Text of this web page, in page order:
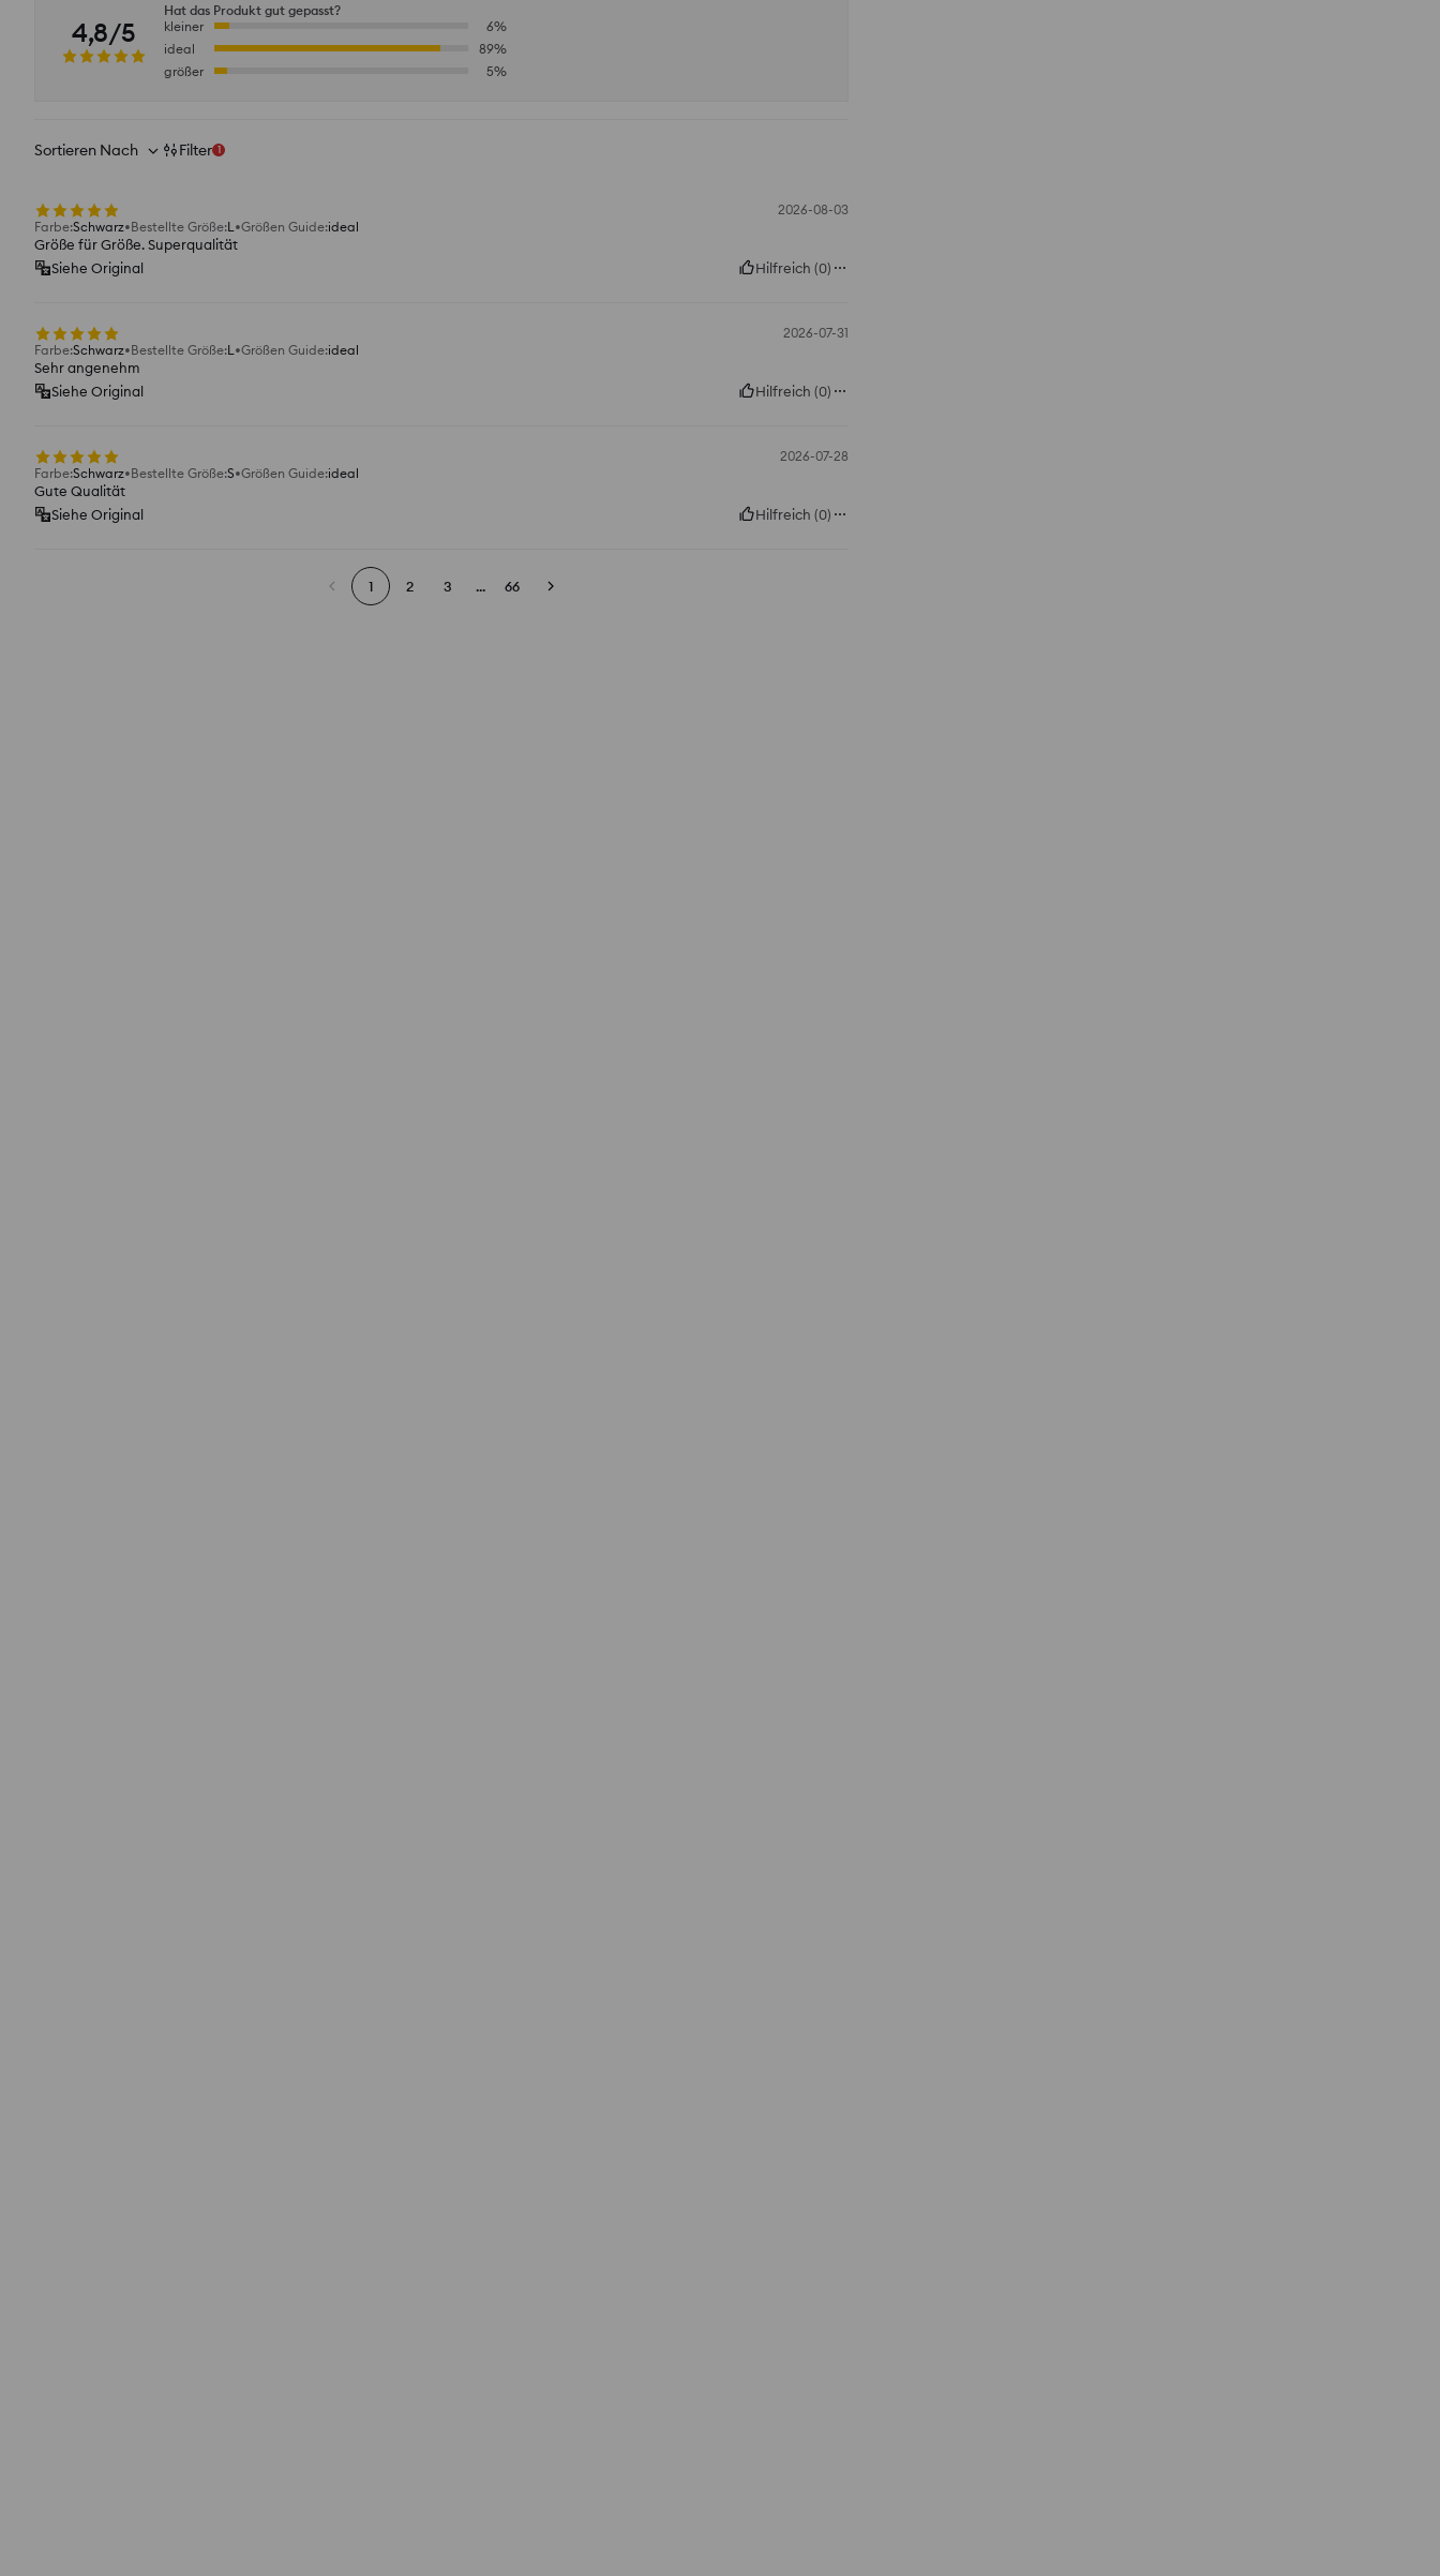
4,8/5
Hat das Produkt gut gepasst?
kleiner
6%
ideal
89%
größer
5%
Sortieren Nach Filter 1
2026-08-03
Farbe:Schwarz Bestellte Größe:L Größen Guide:ideal
Größe für Größe. Superqualität
Siehe Original
Hilfreich (0)
2026-07-31
Farbe:Schwarz Bestellte Größe:L Größen Guide:ideal
Sehr angenehm
Siehe Original
Hilfreich (0)
2026-07-28
Farbe:Schwarz Bestellte Größe:S Größen Guide:ideal
Gute Qualität
Siehe Original
Hilfreich (0)
1 2 3 ... 66